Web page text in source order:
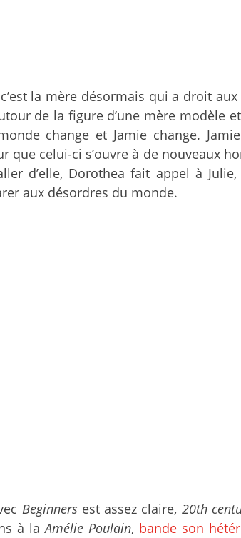
la mère désormais qui a droit
de la figure d’une mère modèle
change et Jamie change.
que celui-ci s’ouvre à de nouveaux
d’elle, Dorothea fait appel à
aux désordres du monde.
Beginners est assez claire, 20th
à laAmélie Poulain, bande son